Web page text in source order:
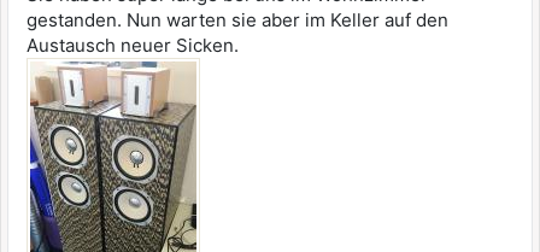
gestanden. Nun warten sie aber im Keller auf den
Austausch neuer Sicken.